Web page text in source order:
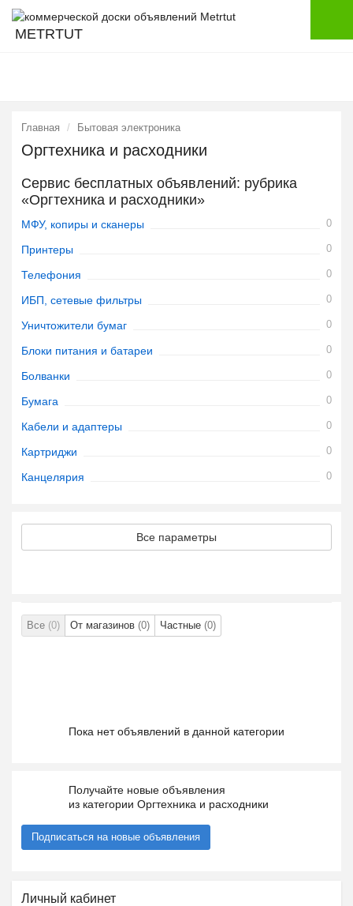
METRTUT
Главная Бытовая электроника
Оргтехника и расходники
Сервис бесплатных объявлений: рубрика
«Оргтехника и расходники»
МФУ, копиры и сканеры 0
Принтеры 0
Телефония 0
ИБП, сетевые фильтры 0
Уничтожители бумаг 0
Блоки питания и батареи 0
Болванки 0
Бумага 0
Кабели и адаптеры 0
Картриджи 0
Канцелярия 0
Все параметры
Все (0) От магазинов (0) Частные (0)
Пока нет объявлений в данной категории
Получайте новые объявления
из категории Оргтехника и расходники
Подписаться на новые объявления
Личный кабинет